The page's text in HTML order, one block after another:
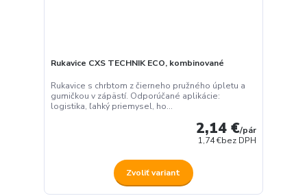
Rukavice CXS TECHNIK ECO, kombinované
Rukavice s chrbtom z čierneho pružného úpletu a
gumičkou v zápästí. Odporúčané aplikácie:
logistika, ľahký priemysel, ho...
2,14 €/pár
1,74 €bez DPH
Zvoliť variant